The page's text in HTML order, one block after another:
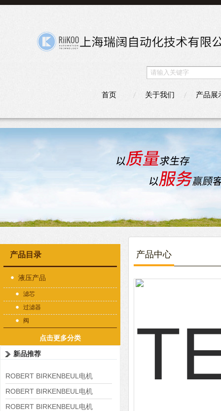
首页 关于我们 产品展
产品目录
液压产品
滤芯
过滤器
阀
点击更多分类
新品推荐
ROBERT BIRKENBEUL电机
8APE225M-4-IE3
ROBERT BIRKENBEUL电机
8APE180L-4 IE3
ROBERT BIRKENBEUL电机
产品中心